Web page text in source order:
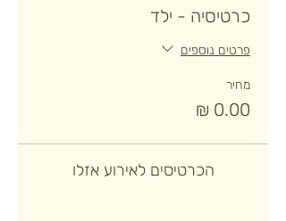
כרטיסיה - ילד
פרטים נוספים
מחיר
הכרטיסים לאירוע אזלו